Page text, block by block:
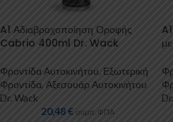
A1 Αδιαβροχοποίηση Οροφής
Cabrio 400ml Dr. Wack
Φροντίδα Αυτοκινήτου, Εξωτερική
Φροντίδα, Αξεσουάρ Αυτοκινήτου
Dr. Wack
20,48€ συμπ. ΦΠΑ